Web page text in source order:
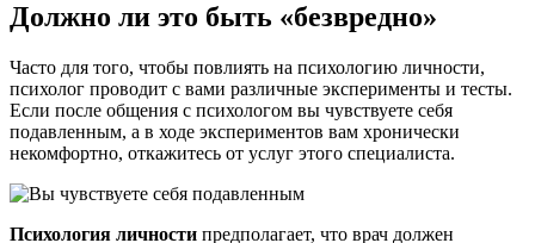
Должно ли это быть «безвредно»
Часто для того, чтобы повлиять на психологию личности,
психолог проводит с вами различные эксперименты и тесты.
Если после общения с психологом вы чувствуете себя
подавленным, а в ходе экспериментов вам хронически
некомфортно, откажитесь от услуг этого специалиста.
Психология личности предполагает, что врач должен